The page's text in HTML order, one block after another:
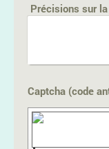
Précisions sur